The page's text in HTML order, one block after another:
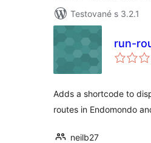
Testované s 3.2.1
run-
Adds a shortcode to
routes in Endomondo
neilb27